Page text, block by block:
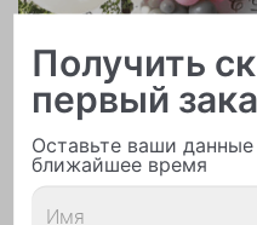
Арки и гирлянды из
Получить
первый
Оставьте ваши
ближайшее время